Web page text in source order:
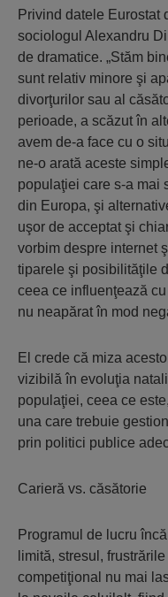
Privind datele Eurostat
sociologul Alexandru
de dramatice. „Stăm
sunt relativ minore şi
divorţurilor sau al
perioade, a scăzut în
avem de-a face cu o
ne-o arată aceste
populaţiei care s-a mai
din Europa, şi
uşor de acceptat şi
vorbim despre internet
tiparele şi posibilităţile
ceea ce influenţează
nu neapărat în mod
El crede că miza
vizibilă în evoluţia
populaţiei, ceea ce
una care trebuie
prin politici publice
Carieră vs. căsătorie
Programul de lucru
limită, stresul,
competiţional nu mai